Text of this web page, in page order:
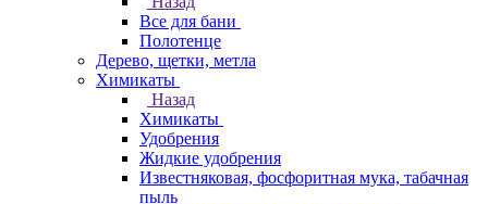
Все для бани
Полотенце
Дерево, щетки, метла
Химикаты
Назад
Химикаты
Удобрения
Жидкие удобрения
Известняковая, фосфоритная мука, табачная
пыль